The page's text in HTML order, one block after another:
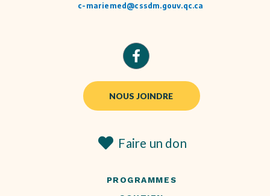
c-mariemed@cssdm.gouv.qc.ca
NOUS JOINDRE
Faire un don
PROGRAMMES